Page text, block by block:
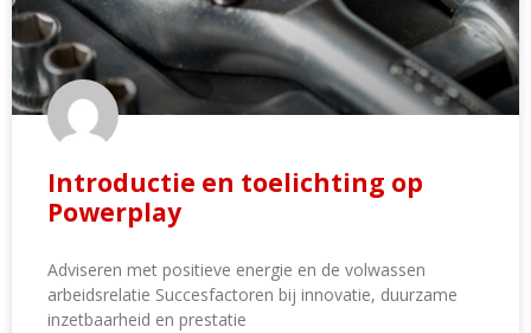
Introductie en toelichting op
Powerplay
Adviseren met positieve energie en de volwassen
arbeidsrelatie Succesfactoren bij innovatie, duurzame
inzetbaarheid en prestatie